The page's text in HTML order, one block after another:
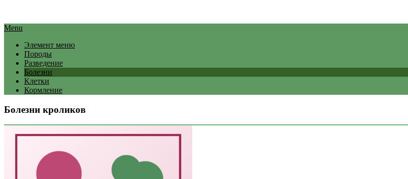
Menu
Элемент меню
Породы
Разведение
Болезни
Клетки
Кормление
Болезни кроликов